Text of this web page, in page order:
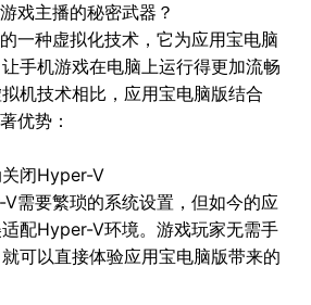
戏主播的秘密武器？
一种虚拟化技术，它为应用宝电脑
手机游戏在电脑上运行得更加流畅
机技术相比，应用宝电脑版结合
优势：
闭Hyper-V
需要繁琐的系统设置，但如今的应
配Hyper-V环境。游戏玩家无需手
可以直接体验应用宝电脑版带来的